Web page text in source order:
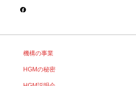
機構の事業
HGMの秘密